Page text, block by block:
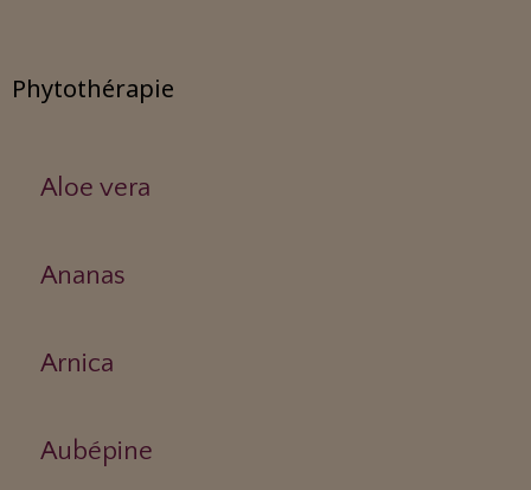
Phytothérapie
Aloe vera
Ananas
Arnica
Aubépine